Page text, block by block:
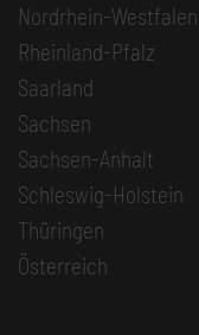
Nordrhein-Westfalen
Rheinland-Pfalz
Saarland
Sachsen
Sachsen-Anhalt
Schleswig-Holstein
Thüringen
Österreich